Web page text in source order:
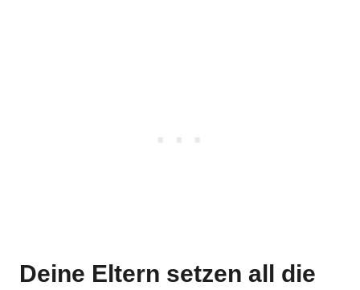
Deine Eltern setzen all die